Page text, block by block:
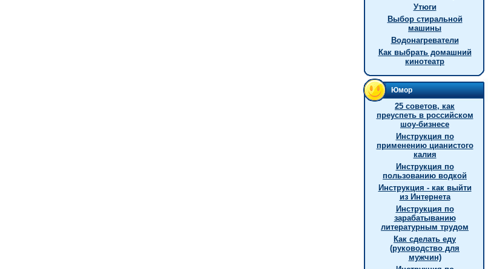
Утюги
Выбор стиральной
машины
Водонагреватели
Как выбрать домашний
кинотеатр
Юмор
25 советов, как
преуспеть в российском
шоу-бизнесе
Инстpукция по
пpименению цианистого
калия
Инструкция по
пользованию водкой
Инструкция - как выйти
из Интернета
Инструкция по
зарабатыванию
литературным трудом
Как сделать еду
(руководство для
мужчин)